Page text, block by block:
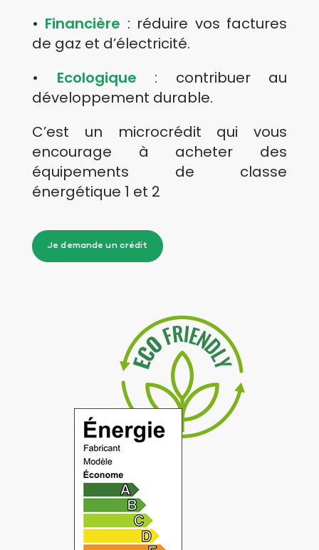
• Financière : réduire vos factures
de gaz et d’électricité.
• Ecologique : contribuer au
développement durable.
C’est un microcrédit qui vous
encourage à acheter des
équipements de classe
énergétique 1 et 2
Je demande un crédit